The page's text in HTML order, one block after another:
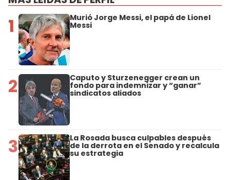
1 Murió Jorge Messi, el papá de Lionel
Messi
2 Caputo y Sturzenegger crean un
fondo para indemnizar y “ganar”
sindicatos aliados
3 La Rosada busca culpables después
de la derrota en el Senado y recalcula
su estrategia